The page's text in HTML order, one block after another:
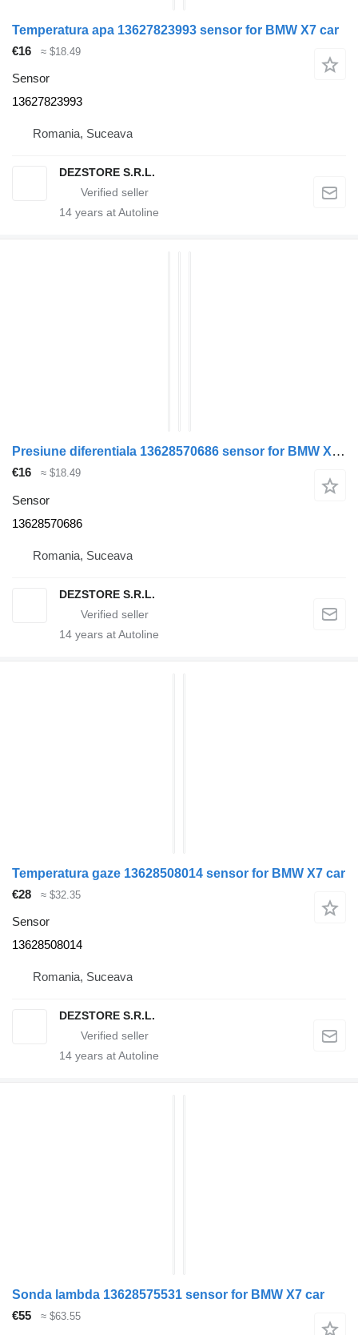
Temperatura apa 13627823993 sensor for BMW X7 car
€16
≈ $18.49
Sensor
13627823993
Romania, Suceava
DEZSTORE S.R.L.
14 years at Autoline
Presiune diferentiala 13628570686 sensor for BMW X7 car
€16 ≈ $18.49
Sensor
13628570686
Romania, Suceava
DEZSTORE S.R.L.
14 years at Autoline
Temperatura gaze 13628508014 sensor for BMW X7 car
€28
≈ $32.35
Sensor
13628508014
Romania, Suceava
DEZSTORE S.R.L.
14 years at Autoline
Sonda lambda 13628575531 sensor for BMW X7 car
€55
≈ $63.55